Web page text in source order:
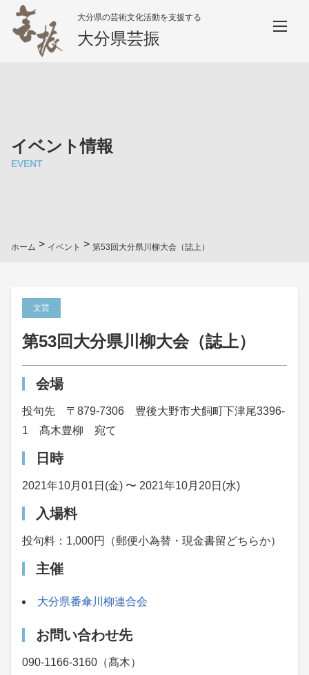
大分県の芸術文化活動を支援する
大分県芸振
イベント情報
EVENT
ホーム > イベント > 第53回大分県川柳大会（誌上）
文芸
第53回大分県川柳大会（誌上）
会場
投句先 〒879-7306 豊後大野市犬飼町下津尾3396-
1 髙木豊柳 宛て
日時
2021年10月01日(金) 〜 2021年10月20日(水)
入場料
投句料：1,000円（郵便小為替・現金書留どちらか）
主催
大分県番傘川柳連合会
お問い合わせ先
090-1166-3160（髙木）